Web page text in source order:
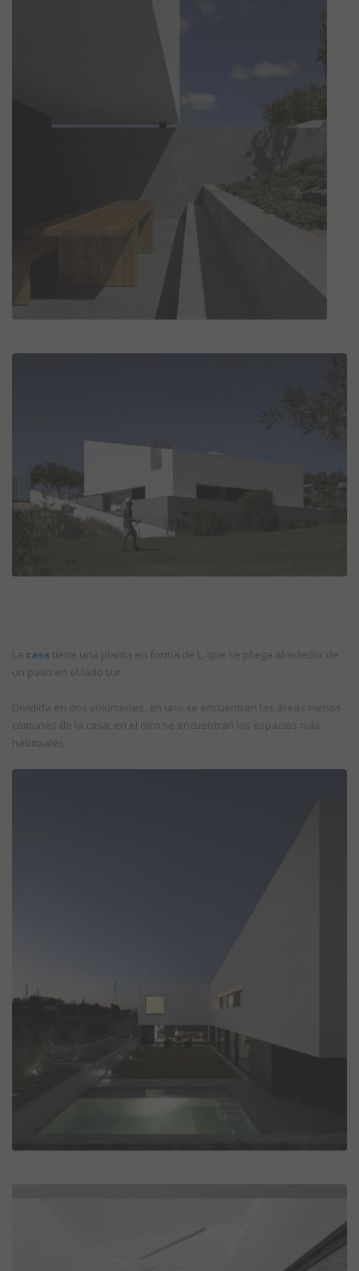
La casa tiene una planta en forma de L, que se pliega alrededor de
un patio en el lado sur.
Dividida en dos volúmenes, en uno se encuentran las áreas menos
comunes de la casa; en el otro se encuentran los espacios más
habituales.